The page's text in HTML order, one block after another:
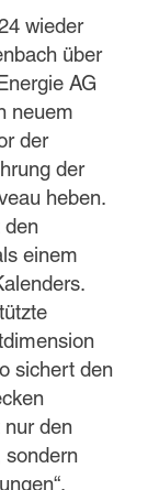
wieder
über
AG
neuem
der
der
heben.
den
einem
sichert den
nur den
sondern